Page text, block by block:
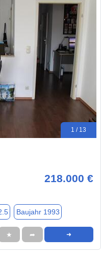
1 / 13
218.000 €
Baujahr 1993
★ ➦ ➜